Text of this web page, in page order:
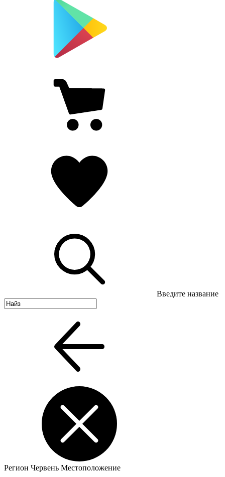
Введите название
Регион Червень Местоположение